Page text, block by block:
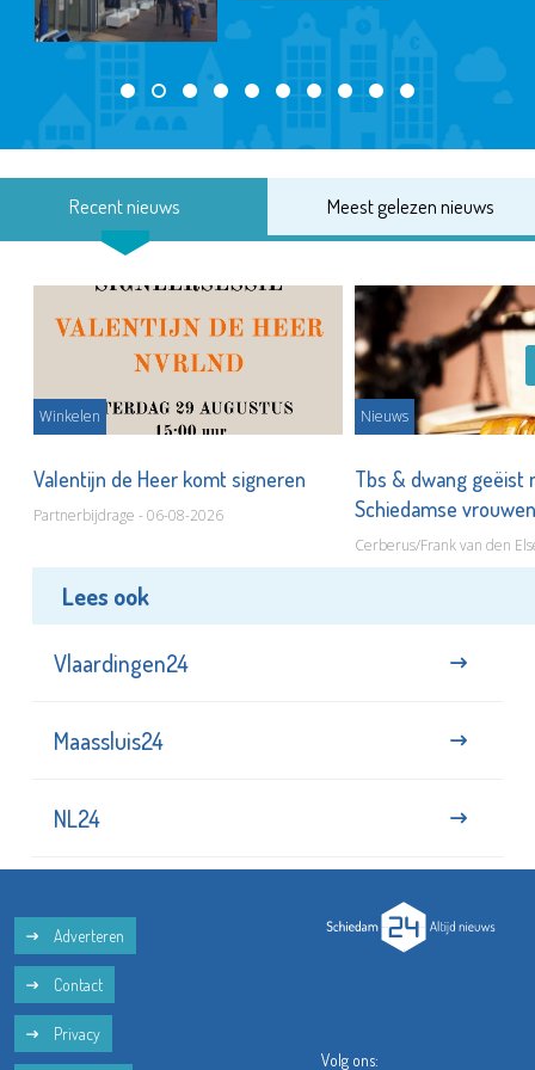
Recent nieuws Meest gelezen nieuws
Winkelen
Valentijn de Heer komt signeren
Partnerbijdrage - 06-08-2026
Nieuws
Tbs & dwang geëist
Schiedamse
Cerberus/Frank van den
Lees ook
Vlaardingen24
Maassluis24
NL24
Adverteren
Contact
Privacy
Volg ons: